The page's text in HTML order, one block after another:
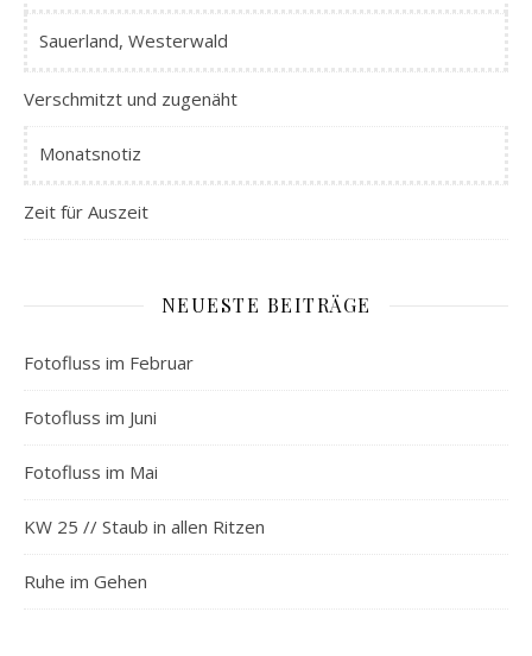
Sauerland, Westerwald
Verschmitzt und zugenäht
Monatsnotiz
Zeit für Auszeit
NEUESTE BEITRÄGE
Fotofluss im Februar
Fotofluss im Juni
Fotofluss im Mai
KW 25 // Staub in allen Ritzen
Ruhe im Gehen